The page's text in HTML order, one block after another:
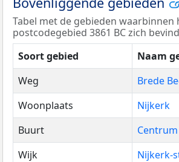
Tabel met de gebieden waarbinnen
postcodegebied 3861 BC zich
Soort gebied
Naam
Weg
Brede
Woonplaats
Nijkerk
Buurt
Centrum
Wijk
Nijkerk-